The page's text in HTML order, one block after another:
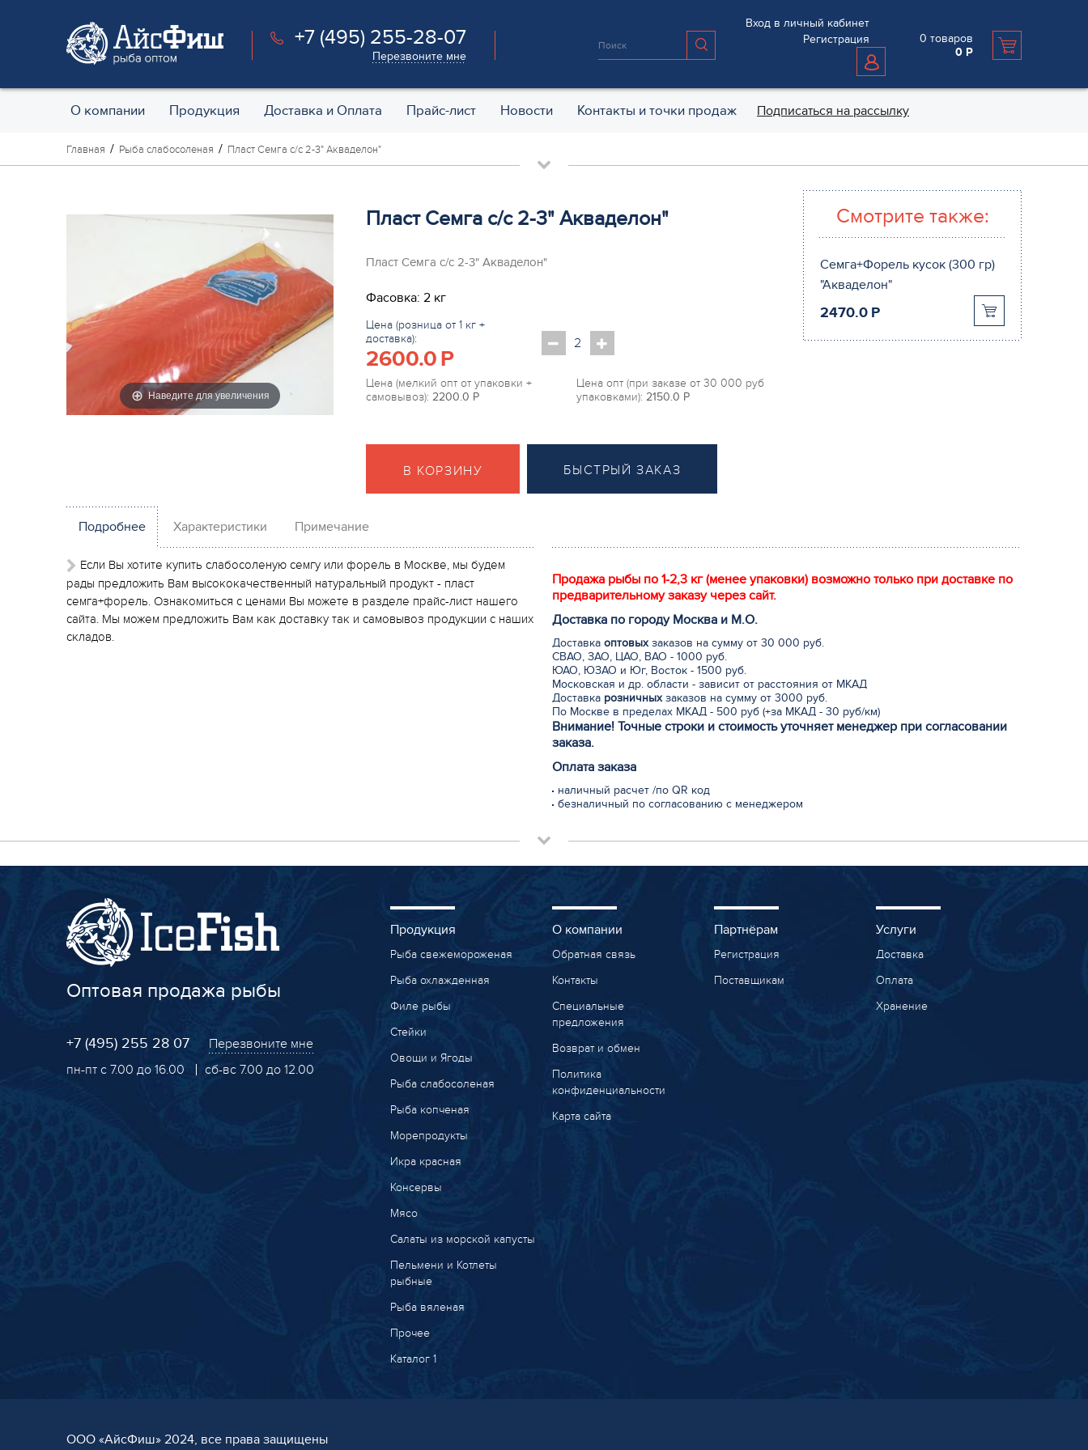
+7 (495) 255-28-07
Перезвоните мне
Вход в личный кабинет
Регистрация
0 товаров
0 Р
О компании Продукция Доставка и Оплата Прайс-лист Новости Контакты и точки продаж Подписаться на рассылку
Главная Рыба слабосоленая Пласт Семга с/с 2-3" Акваделон"
Наведите для увеличения
Пласт Семга с/с 2-3" Акваделон"
Пласт Семга с/с 2-3" Акваделон"
Фасовка: 2 кг
Цена (розница от 1 кг +
доставка):
2600.0P
Цена (мелкий опт от упаковки +
самовывоз): 2200.0 P
Цена опт (при заказе от 30 000 руб
упаковками): 2150.0 P
В КОРЗИНУ БЫСТРЫЙ ЗАКАЗ
Смотрите также:
Семга+Форель кусок (300 гр)
"Акваделон"
2470.0 P
Подробнее Характеристики Примечание
Если Вы хотите купить слабосоленую семгу или форель в Москве, мы будем
рады предложить Вам высококачественный натуральный продукт - пласт
семга+форель. Ознакомиться с ценами Вы можете в разделе прайс-лист нашего
сайта. Мы можем предложить Вам как доставку так и самовывоз продукции с наших
складов.
Продажа рыбы по 1-2,3 кг (менее упаковки) возможно только при доставке по
предварительному заказу через сайт.
Доставка по городу Москва и М.О.
Доставка оптовыхзаказов на сумму от 30 000 руб.
СВАО, ЗАО, ЦАО, ВАО - 1000 руб.
ЮАО, ЮЗАО и Юг, Восток - 1500 руб.
Московская и др. области - зависит от расстояния от МКАД
Доставка розничныхзаказов на сумму от 3000 руб.
По Москве в пределах МКАД - 500 руб (+за МКАД - 30 руб/км)
Внимание! Точные строки и стоимость уточняет менеджер при согласовании
заказа.
Оплата заказа
наличный расчет /по QR код
безналичный по согласованию с менеджером
Оптовая продажа рыбы
+7 (495) 255 28 07
Перезвоните мне
пн-пт с 7.00 до 16.00
сб-вс 7.00 до 12.00
Продукция
Рыба свежемороженая
Рыба охлажденная
Филе рыбы
Стейки
Овощи и Ягоды
Рыба слабосоленая
Рыба копченая
Морепродукты
Икра красная
Консервы
Мясо
Салаты из морской капусты
Пельмени и Котлеты
рыбные
Рыба вяленая
Прочее
Каталог 1
О компании
Обратная связь
Контакты
Специальные
предложения
Возврат и обмен
Политика
конфиденциальности
Карта сайта
Партнёрам
Регистрация
Поставщикам
Услуги
Доставка
Оплата
Хранение
ООО «AйсФиш» 2024, все права защищены